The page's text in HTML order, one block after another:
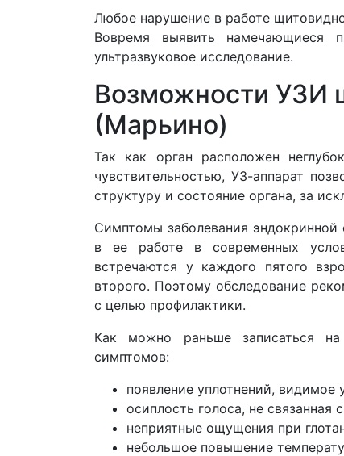
Любое нарушение в работе
Вовремя выявить намечающиеся
ультразвуковое исследование.
Возможности УЗИ
(Марьино)
Так как орган расположен
чувствительностью, УЗ-аппарат
структуру и состояние органа, за
Симптомы заболевания
в ее работе в современных
встречаются у каждого пятого
второго. Поэтому обследование
с целью профилактики.
Как можно раньше записаться
симптомов:
появление уплотнений, видимое
осиплость голоса, не связанная
неприятные ощущения при
небольшое повышение